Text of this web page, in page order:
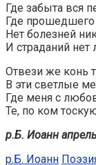
Где забыта вся
Где
Нет болезней
И страданий нет
Отвези же конь
В эти светлые
Где меня с
Те, по ком
р.Б. Иоанн
р.Б. Иоанн